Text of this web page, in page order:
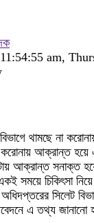
am,
থামছে না
করোনায় আক্রান্ত হয়ে
আক্রান্ত সনাক্ত
সময়ে চিকিৎসা
সিলেট
এ তথ্য জানানো